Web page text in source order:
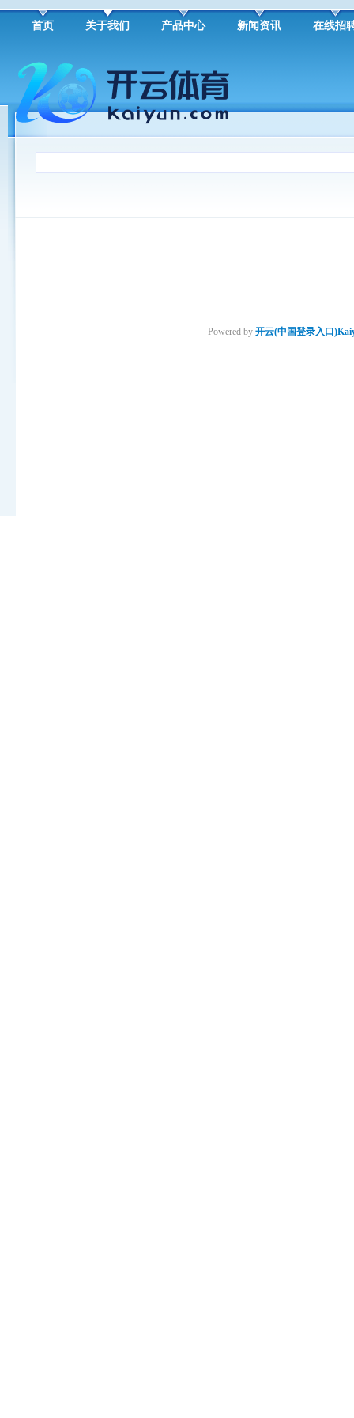
首页 关于我们 产品中心 新闻资讯 在线招
Powered by 开云(中国登录入口